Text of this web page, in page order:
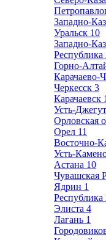
Западно-
Уральск 10
Западно-
Республика
Горно-
Карачаево-
Черкесск 3
Карачаевск 1
Усть-
Орловская
Орел 11
Восточно-
Усть-
Астана 10
Чувашская
Ядрин 1
Элиста 4
Лагань 1